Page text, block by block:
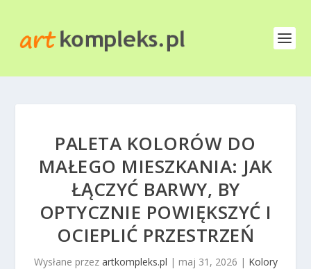
PALETA KOLORÓW DO
MAŁEGO MIESZKANIA: JAK
ŁĄCZYĆ BARWY, BY
OPTYCZNIE POWIĘKSZYĆ I
OCIEPLIĆ PRZESTRZEŃ
Wysłane przez artkompleks.pl | maj 31, 2026 | Kolory